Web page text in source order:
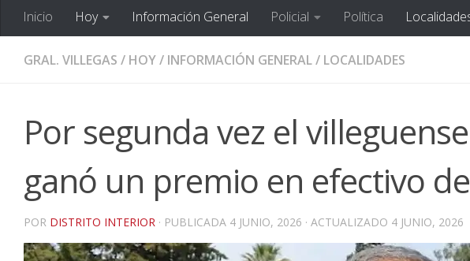
Inicio Hoy Información General Policial Política
GRAL. VILLEGAS / HOY/ INFORMACIÓN GENERAL/ LOCALIDADES
Por segunda vez el
ganó un premio en efectivo de
POR DISTRITO INTERIOR · PUBLICADA 4 JUNIO, 2026 · ACTUALIZADO 4 JUNIO, 2026